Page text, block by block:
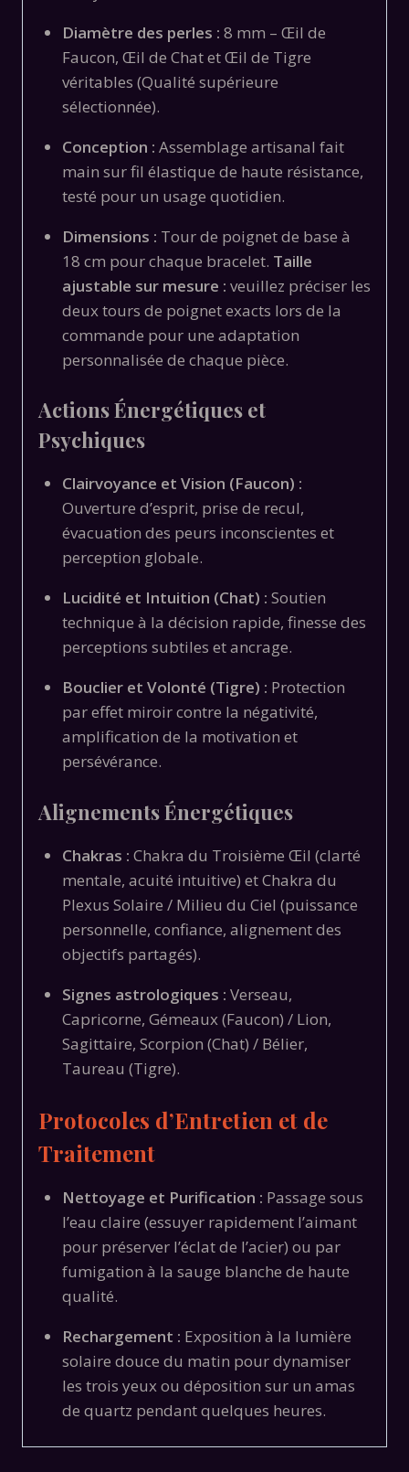
Diamètre des perles : 8 mm – Œil de
Faucon, Œil de Chat et Œil de Tigre
véritables (Qualité supérieure
sélectionnée).
Conception : Assemblage artisanal fait
main sur fil élastique de haute résistance,
testé pour un usage quotidien.
Dimensions : Tour de poignet de base à
18 cm pour chaque bracelet. Taille
ajustable sur mesure : veuillez préciser les
deux tours de poignet exacts lors de la
commande pour une adaptation
personnalisée de chaque pièce.
Actions Énergétiques et
Psychiques
Clairvoyance et Vision (Faucon) :
Ouverture d’esprit, prise de recul,
évacuation des peurs inconscientes et
perception globale.
Lucidité et Intuition (Chat) : Soutien
technique à la décision rapide, finesse des
perceptions subtiles et ancrage.
Bouclier et Volonté (Tigre) : Protection
par effet miroir contre la négativité,
amplification de la motivation et
persévérance.
Alignements Énergétiques
Chakras : Chakra du Troisième Œil (clarté
mentale, acuité intuitive) et Chakra du
Plexus Solaire / Milieu du Ciel (puissance
personnelle, confiance, alignement des
objectifs partagés).
Signes astrologiques : Verseau,
Capricorne, Gémeaux (Faucon) / Lion,
Sagittaire, Scorpion (Chat) / Bélier,
Taureau (Tigre).
Protocoles d’Entretien et de
Traitement
Nettoyage et Purification : Passage sous
l’eau claire (essuyer rapidement l’aimant
pour préserver l’éclat de l’acier) ou par
fumigation à la sauge blanche de haute
qualité.
Rechargement : Exposition à la lumière
solaire douce du matin pour dynamiser
les trois yeux ou déposition sur un amas
de quartz pendant quelques heures.